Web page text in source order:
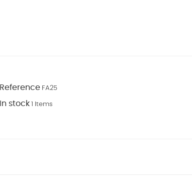
Reference FA25
In stock 1 Items